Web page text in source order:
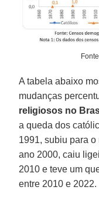
A tabela abaixo
mudanças
religiosos no
a queda dos
1991, subiu para
ano 2000, caiu
2010 e teve um
entre 2010 e 2022.